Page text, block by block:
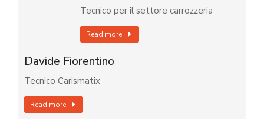
Tecnico per il settore carrozzeria
Read more
Davide Fiorentino
Tecnico Carismatix
Read more